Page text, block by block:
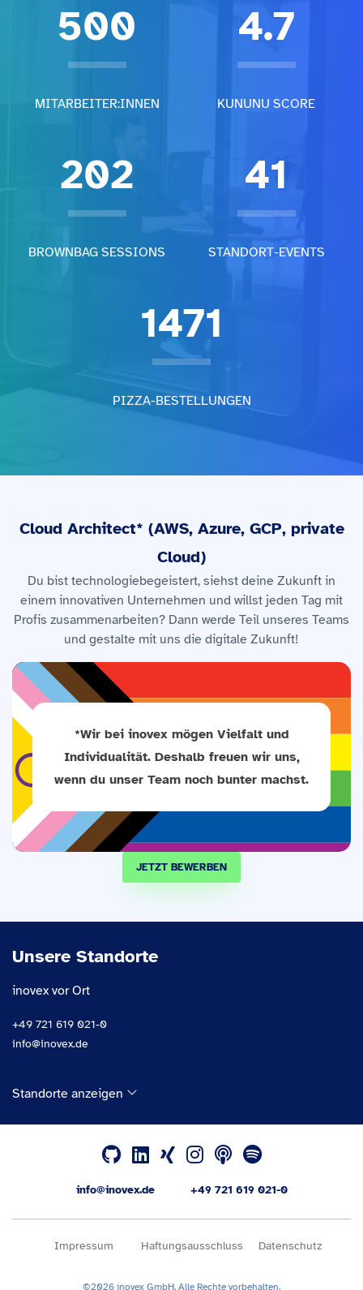
500
MITARBEITER:INNEN
4.7
KUNUNU SCORE
202
BROWNBAG SESSIONS
41
STANDORT-EVENTS
1471
PIZZA-BESTELLUNGEN
Cloud Architect* (AWS, Azure, GCP, private
Cloud)
Du bist technologiebegeistert, siehst deine Zukunft in
einem innovativen Unternehmen und willst jeden Tag mit
Profis zusammenarbeiten? Dann werde Teil unseres Teams
und gestalte mit uns die digitale Zukunft!
*Wir bei inovex mögen Vielfalt und
Individualität. Deshalb freuen wir uns,
wenn du unser Team noch bunter machst.
JETZT BEWERBEN
Unsere Standorte
inovex vor Ort
+49 721 619 021-0
info@inovex.de
Standorte anzeigen
info@inovex.de +49 721 619 021-0
Impressum Haftungsausschluss Datenschutz
©2026 inovex GmbH. Alle Rechte vorbehalten.